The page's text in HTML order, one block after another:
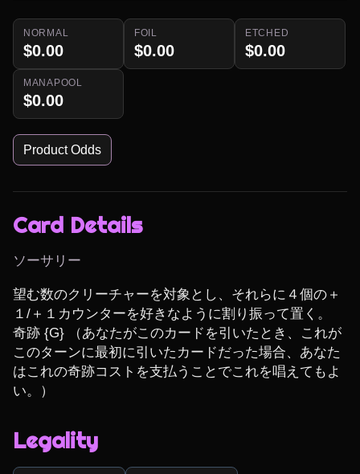
NORMAL
$0.00
FOIL
$0.00
ETCHED
$0.00
MANAPOOL
$0.00
Product Odds
Card Details
ソーサリー
望む数のクリーチャーを対象とし、それらに４個の＋
１/＋１カウンターを好きなように割り振って置く。
奇跡 {G} （あなたがこのカードを引いたとき、これが
このターンに最初に引いたカードだった場合、あなた
はこれの奇跡コストを支払うことでこれを唱えてもよ
い。）
Legality